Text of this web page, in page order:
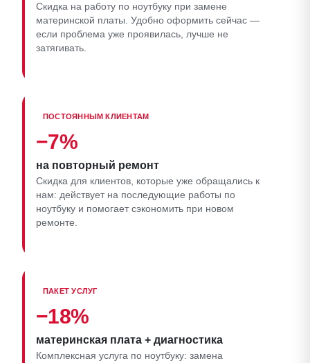
Скидка на работу по ноутбуку при замене
материнской платы. Удобно оформить сейчас —
если проблема уже проявилась, лучше не
затягивать.
ПОСТОЯННЫМ КЛИЕНТАМ
−7%
на повторный ремонт
Скидка для клиентов, которые уже обращались к
нам: действует на последующие работы по
ноутбуку и помогает сэкономить при новом
ремонте.
ПАКЕТ УСЛУГ
−18%
материнская плата + диагностика
Комплексная услуга по ноутбуку: замена